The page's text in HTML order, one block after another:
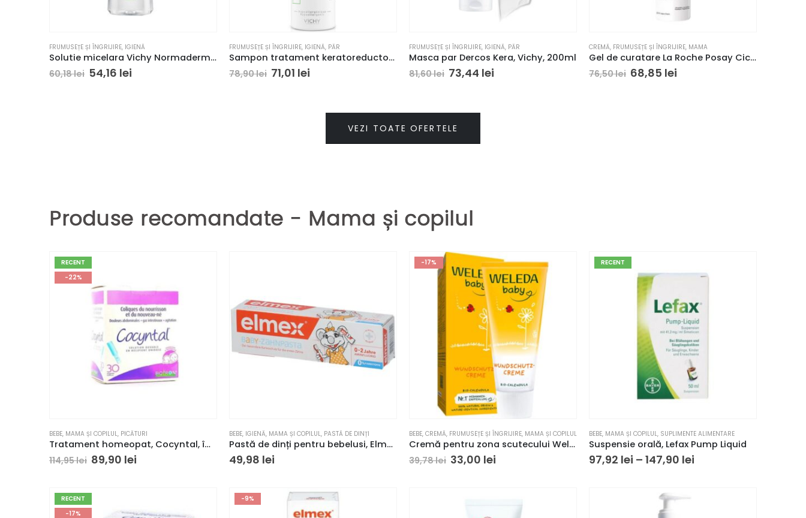
FRUMUSEȚE ȘI ÎNGRIJIRE, IGIENĂ
Solutie micelara Vichy Normaderm, 200 ml
60,18lei 54,16 lei
FRUMUSEȚE ȘI ÎNGRIJIRE, IGIENĂ, PĂR
Sampon tratament keratoreductor Vichy Dercos PSOlution, 200ml
78,90lei 71,01 lei
FRUMUSEȚE ȘI ÎNGRIJIRE, IGIENĂ, PĂR
Masca par Dercos Kera, Vichy, 200ml
81,60lei 73,44 lei
CREMĂ, FRUMUSEȚE ȘI ÎNGRIJIRE, MAMA
Gel de curatare La Roche Posay Cicaplast B5 Gel Lavante pentru piele iritata si sensibila, 200 ml
76,50lei 68,85 lei
VEZI TOATE OFERTELE
Produse recomandate - Mama și copilul
RECENT
-22%
BEBE, MAMA ȘI COPILUL, PICĂTURI
Tratament homeopat, Cocyntal, împotriva durerilor atribuite colicilor, 30 unidoze
114,95lei 89,90 lei
BEBE, IGIENĂ, MAMA ȘI COPILUL, PASTĂ DE DINȚI
Pastă de dinți pentru bebelusi, Elmex Bebe 50ml
49,98 lei
-17%
BEBE, CREMĂ, FRUMUSEȚE ȘI ÎNGRIJIRE, MAMA ȘI COPILUL
Cremă pentru zona scutecului Weleda Baby cu gălbenele, 75 ml
39,78lei 33,00 lei
RECENT
BEBE, MAMA ȘI COPILUL, SUPLIMENTE ALIMENTARE
Suspensie orală, Lefax Pump Liquid
97,92 lei – 147,90 lei
RECENT
-17%
-9%